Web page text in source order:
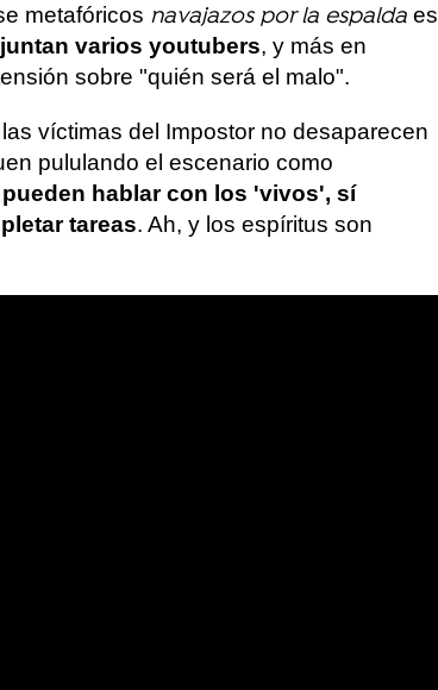
metafóricos navajazos por la espalda es
varios youtubers, y más en
sobre "quién será el malo".
víctimas del Impostor no desaparecen
pululando el escenario como
hablar con los 'vivos', sí
tareas. Ah, y los espíritus son